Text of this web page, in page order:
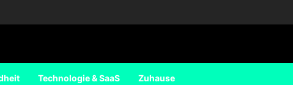
Technologie & SaaS Zuhause